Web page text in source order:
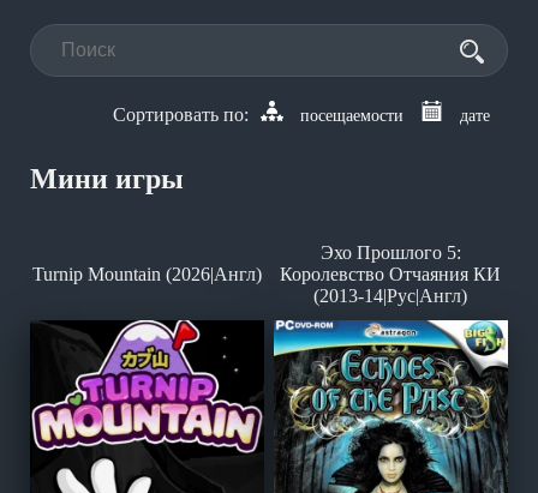
дате
посещаемости
Мини игры
Turnip Mountain (2026|Англ)
Эхо Прошлого 5:
Королевство Отчаяния КИ
(2013-14|Рус|Англ)